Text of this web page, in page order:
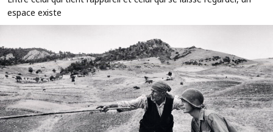
espace existe